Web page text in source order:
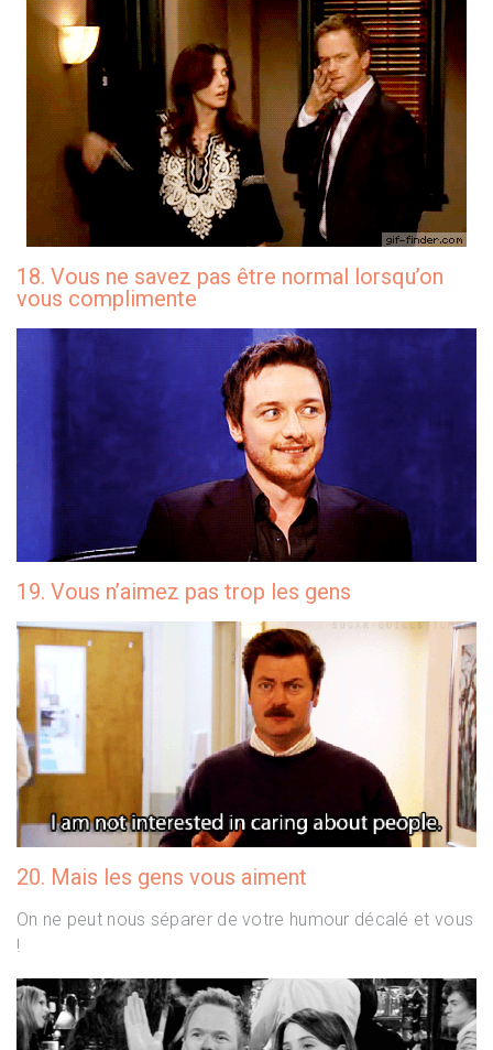
18. Vous ne savez pas être normal lorsqu’on
vous complimente
19. Vous n’aimez pas trop les gens
20. Mais les gens vous aiment
On ne peut nous séparer de votre humour décalé et vous
!